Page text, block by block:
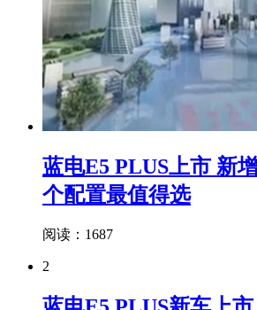
蓝电E5 PLUS上市 新
个配置最值得选
阅读：1687
2